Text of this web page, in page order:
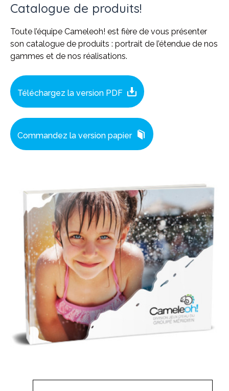
EN SAVOIR PLUS
Catalogue de produits!
Toute l’équipe Cameleoh! est fière de vous présenter
son catalogue de produits : portrait de l’étendue de nos
gammes et de nos réalisations.
Téléchargez la version PDF
Commandez la version papier